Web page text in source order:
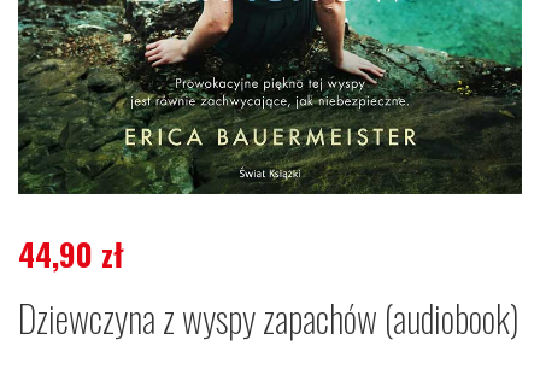
44,90 zł
Dziewczyna z wyspy zapachów (audiobook)